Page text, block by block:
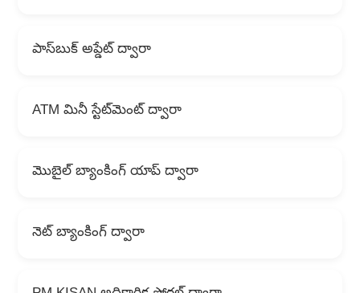
పాస్‌బుక్ అప్డేట్ ద్వారా
ATM మినీ స్టేట్‌మెంట్ ద్వారా
మొబైల్ బ్యాంకింగ్ యాప్ ద్వారా
నెట్ బ్యాంకింగ్ ద్వారా